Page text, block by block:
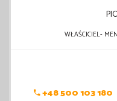
WŁAŚCICIEL-
+48 500 103 180